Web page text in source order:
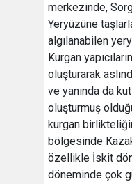
merkezinde,
Yeryüzüne
algılanabilen
Kurgan
oluşturarak
ve yanında da
oluşturmuş
kurgan
bölgesinde
özellikle İskit
döneminde çok